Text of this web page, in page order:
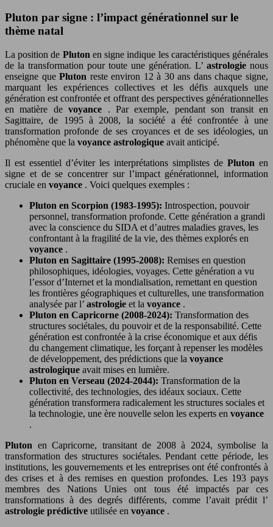
Pluton par signe : l’impact générationnel sur le
thème natal
La position de Pluton en signe indique les caractéristiques générales
de la transformation pour toute une génération. L’ astrologie nous
enseigne quePluton reste environ 12 à 30 ans dans chaque signe,
marquant les expériences collectives et les défis auxquels une
génération est confrontée et offrant des perspectives générationnelles
en matière devoyance . Par exemple, pendant son transit en
Sagittaire, de 1995 à 2008, la société a été confrontée à une
transformation profonde de ses croyances et de ses idéologies, un
phénomène que la voyance astrologique avait anticipé.
Il est essentiel d’éviter les interprétations simplistes de Pluton en
signe et de se concentrer sur l’impact générationnel, information
cruciale en voyance . Voici quelques exemples :
Pluton en Scorpion (1983-1995): Introspection, pouvoir
personnel, transformation profonde. Cette génération a grandi
avec la conscience du SIDA et d’autres maladies graves, les
confrontant à la fragilité de la vie, des thèmes explorés en
voyance .
Pluton en Sagittaire (1995-2008): Remises en question
philosophiques, idéologies, voyages. Cette génération a vu
l’essor d’Internet et la mondialisation, remettant en question
les frontières géographiques et culturelles, une transformation
analysée par l’ astrologie et la voyance .
Pluton en Capricorne (2008-2024): Transformation des
structures sociétales, du pouvoir et de la responsabilité. Cette
génération est confrontée à la crise économique et aux défis
du changement climatique, les forçant à repenser les modèles
de développement, des prédictions que la voyance
astrologique avait mises en lumière.
Pluton en Verseau (2024-2044): Transformation de la
collectivité, des technologies, des idéaux sociaux. Cette
génération transformera radicalement les structures sociales et
la technologie, une ère nouvelle selon les experts en voyance
.
Pluton en Capricorne, transitant de 2008 à 2024, symbolise la
transformation des structures sociétales. Pendant cette période, les
institutions, les gouvernements et les entreprises ont été confrontés à
des crises et à des remises en question profondes. Les 193 pays
membres des Nations Unies ont tous été impactés par ces
transformations à des degrés différents, comme l’avait prédit l’
astrologie prédictive utilisée en voyance .